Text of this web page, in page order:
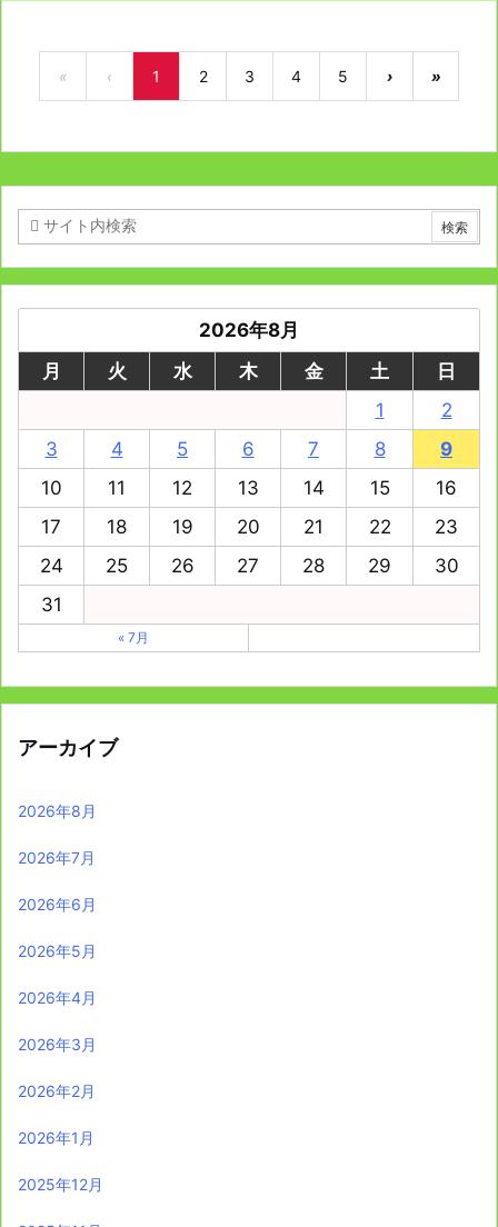
« ‹ 1 2 3 4 5 › »
2026年8月
月
火 水 木 金 土
日
1
2
3
4 5 6 7 8
9
10
11 12 13 14 15
16
17
18 19 20 21 22
23
24
25 26 27 28 29
30
31
« 7月
アーカイブ
2026年8月
2026年7月
2026年6月
2026年5月
2026年4月
2026年3月
2026年2月
2026年1月
2025年12月